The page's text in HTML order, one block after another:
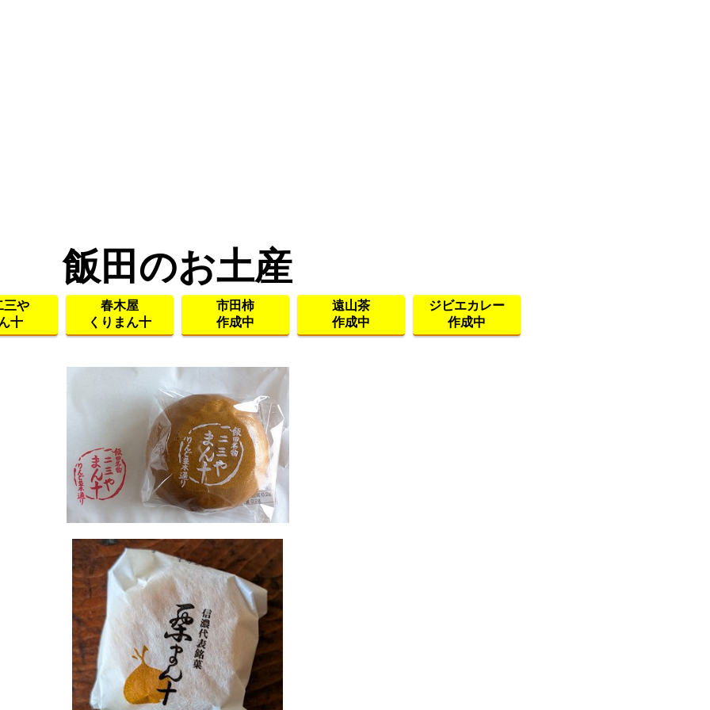
飯田のお土産
三や
十
春木屋
くりまん十
市田柿
作成中
遠山茶
作成中
ジビエカレー
作成中